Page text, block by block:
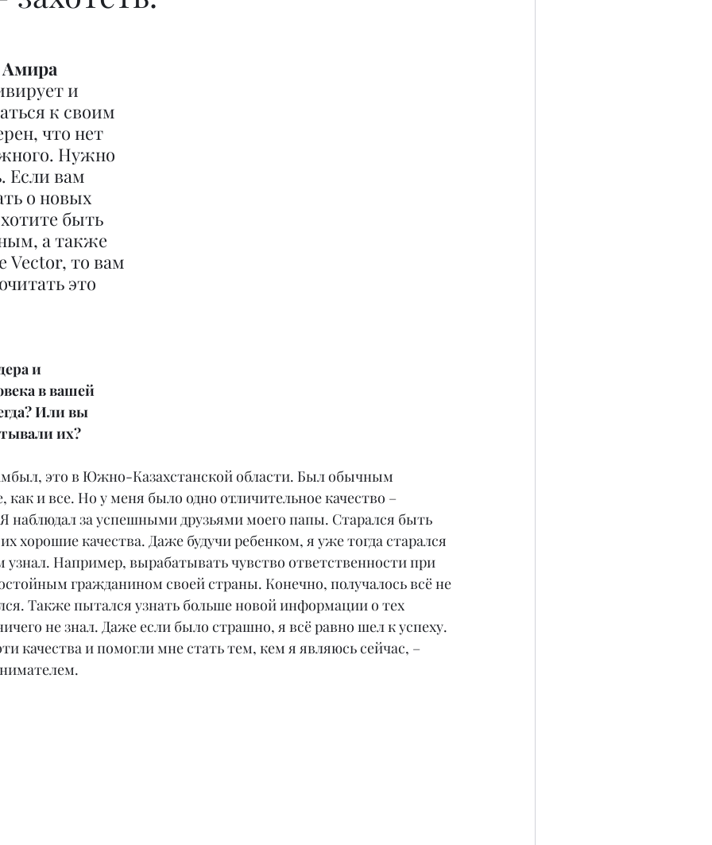
Амира
и
к своим
что нет
Нужно
Если вам
о новых
быть
а также
Vector, то вам
это
и
в вашей
Или вы
их?
это в Южно-Казахстанской области. Был обычным
как и все. Но у меня было одно отличительное качество –
наблюдал за успешными друзьями моего папы. Старался быть
хорошие качества. Даже будучи ребенком, я уже тогда старался
узнал. Например, вырабатывать чувство ответственности при
гражданином своей страны. Конечно, получалось всё не
Также пытался узнать больше новой информации о тех
не знал. Даже если было страшно, я всё равно шел к успеху.
качества и помогли мне стать тем, кем я являюсь сейчас, –